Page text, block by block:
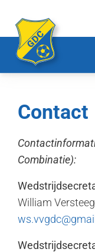
Contact
Combinatie):
William Versteeg